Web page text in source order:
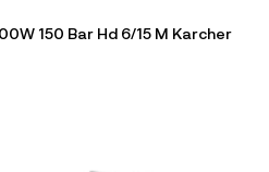
150 Bar Hd 6/15 M Karcher